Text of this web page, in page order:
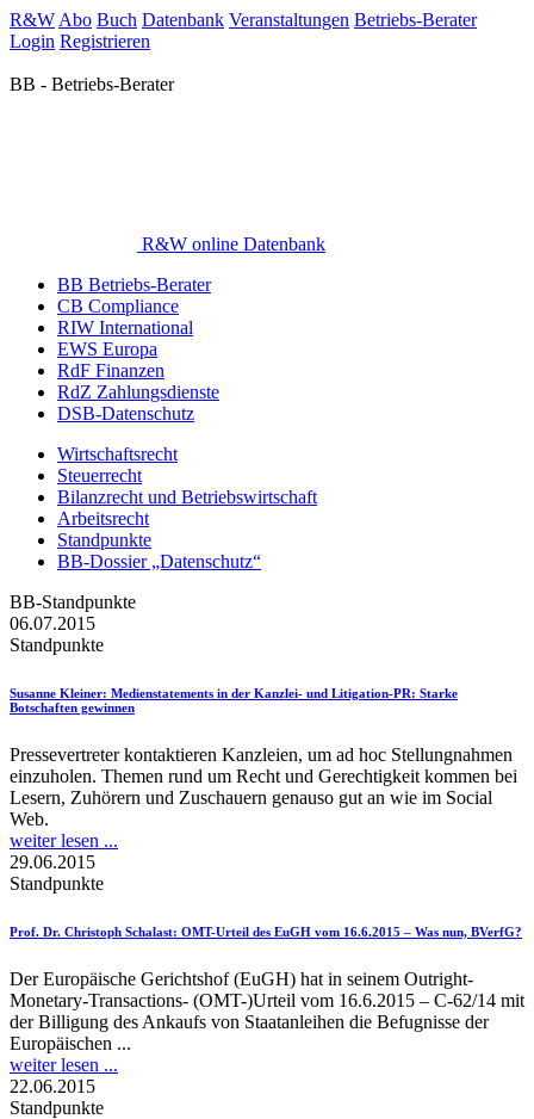
R&W Abo Buch Datenbank Veranstaltungen Betriebs-Berater
Login Registrieren
BB - Betriebs-Berater
R&W online Datenbank
BB Betriebs-Berater
CB Compliance
RIW International
EWS Europa
RdF Finanzen
RdZ Zahlungsdienste
DSB-Datenschutz
Wirtschaftsrecht
Steuerrecht
Bilanzrecht und Betriebswirtschaft
Arbeitsrecht
Standpunkte
BB-Dossier „Datenschutz“
BB-Standpunkte
06.07.2015
Standpunkte
Susanne Kleiner: Medienstatements in der Kanzlei- und Litigation-PR: Starke
Botschaften gewinnen
Pressevertreter kontaktieren Kanzleien, um ad hoc Stellungnahmen
einzuholen. Themen rund um Recht und Gerechtigkeit kommen bei
Lesern, Zuhörern und Zuschauern genauso gut an wie im Social
Web.
weiter lesen ...
29.06.2015
Standpunkte
Prof. Dr. Christoph Schalast: OMT-Urteil des EuGH vom 16.6.2015 – Was nun, BVerfG?
Der Europäische Gerichtshof (EuGH) hat in seinem Outright-
Monetary-Transactions- (OMT-)Urteil vom 16.6.2015 – C-62/14 mit
der Billigung des Ankaufs von Staatanleihen die Befugnisse der
Europäischen ...
weiter lesen ...
22.06.2015
Standpunkte